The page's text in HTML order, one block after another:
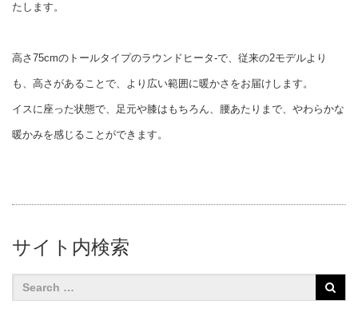
たします。
高さ75cmのトールタイプのラウンドヒータ-で、従来の2モデルより
も、高さがあることで、より広い範囲に暖かさをお届けします。
イスに座った状態で、足元や膝はもちろん、腰あたりまで、やわらかな
暖かみを感じることができます。
サイト内検索